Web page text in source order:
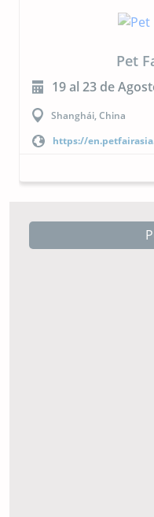
23 al 24 de
Buenos Aires, Argentina
https://cipal.com.ar/